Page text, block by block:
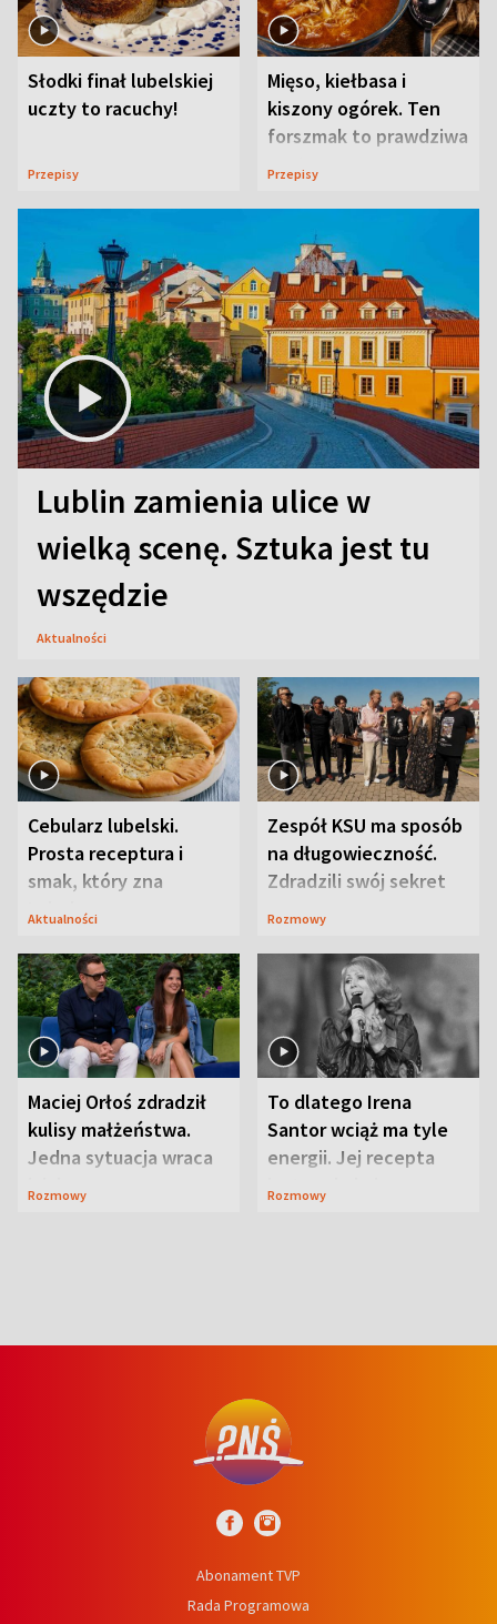
Słodki finał lubelskiej
uczty to racuchy!
Przepisy
Mięso, kiełbasa i
kiszony ogórek. Ten
forszmak to prawdziwa
uczta
Przepisy
Lublin zamienia ulice w
wielką scenę. Sztuka jest tu
wszędzie
Aktualności
Cebularz lubelski.
Prosta receptura i
smak, który zna
Lubelszczyzna
Aktualności
Zespół KSU ma sposób
na długowieczność.
Zdradzili swój sekret
Rozmowy
Maciej Orłoś zdradził
kulisy małżeństwa.
Jedna sytuacja wraca
jak bumerang
Rozmowy
To dlatego Irena
Santor wciąż ma tyle
energii. Jej recepta
jest zaskakująco
Rozmowy
Abonament TVP
Rada Programowa